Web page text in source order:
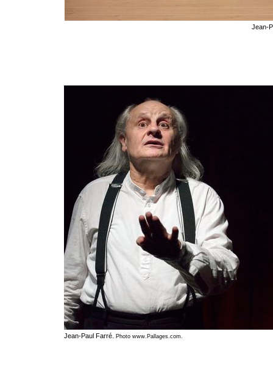
Jean-
Jean-Paul Farré. Photo www.Pallages.com.